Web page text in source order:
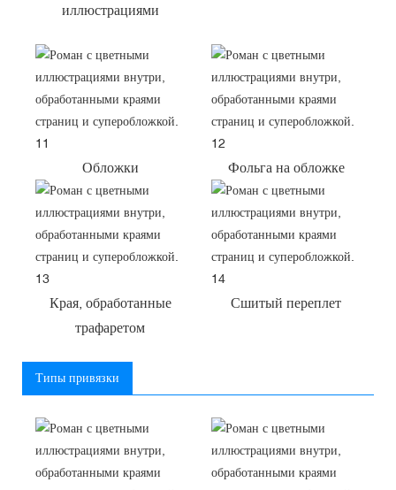
иллюстрациями
Обложки Фольга на обложке
Края, обработанные
трафаретом
Сшитый переплет
Типы привязки